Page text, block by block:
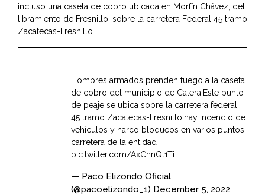
incluso una caseta de cobro ubicada en Morfín Chávez, del
libramiento de Fresnillo, sobre la carretera Federal 45 tramo
Zacatecas-Fresnillo.
Hombres armados prenden fuego a la caseta
de cobro del municipio de Calera.Este punto
de peaje se ubica sobre la carretera federal
45 tramo Zacatecas-Fresnillo;hay incendio de
vehículos y narco bloqueos en varios puntos
carretera de la entidad
pic.twitter.com/AxChnQt1Ti
— Paco Elizondo Oficial
(@pacoelizondo_1) December 5, 2022